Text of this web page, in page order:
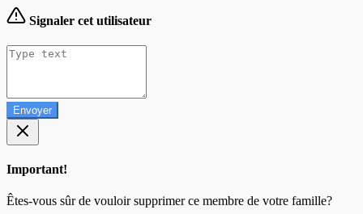
Signaler cet utilisateur
Envoyer
Important!
Êtes-vous sûr de vouloir supprimer ce membre de votre famille?